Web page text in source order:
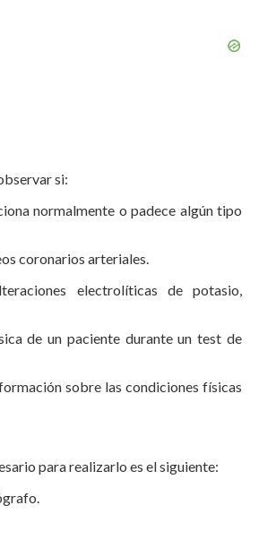
si:
normalmente o padece algún tipo
coronarios arteriales.
electrolíticas de potasio,
de un paciente durante un test de
sobre las condiciones físicas
para realizarlo es el siguiente: